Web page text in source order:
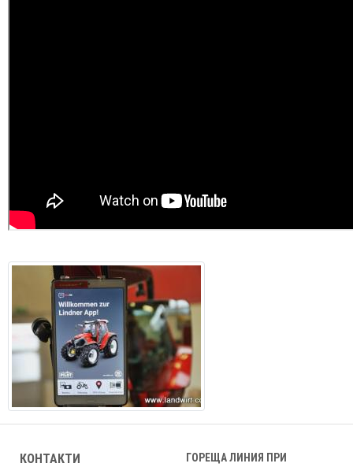
КОНТАКТИ
ГОРЕЩА ЛИНИЯ ПРИ